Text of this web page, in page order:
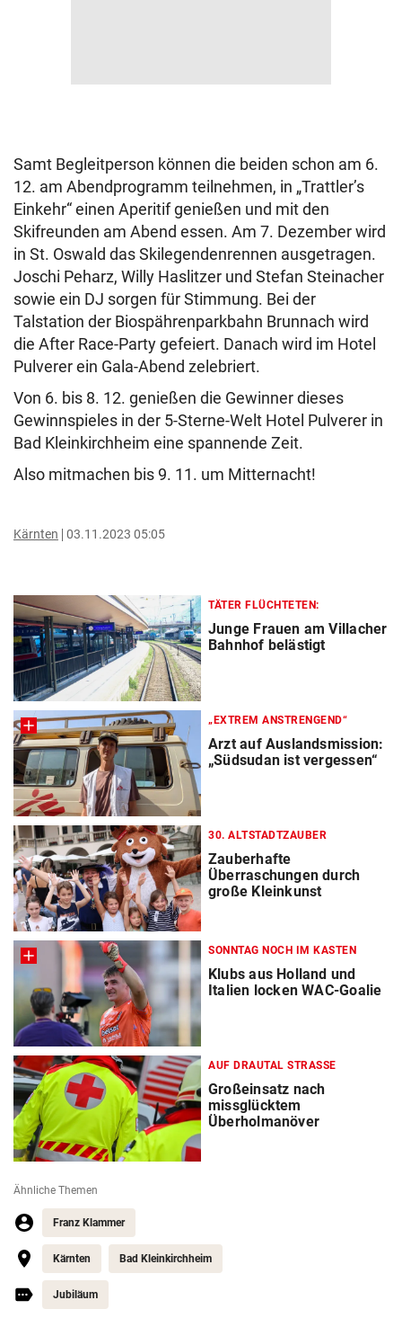
Samt Begleitperson können die beiden schon am 6.
12. am Abendprogramm teilnehmen, in „Trattler’s
Einkehr“ einen Aperitif genießen und mit den
Skifreunden am Abend essen. Am 7. Dezember wird
in St. Oswald das Skilegendenrennen ausgetragen.
Joschi Peharz, Willy Haslitzer und Stefan Steinacher
sowie ein DJ sorgen für Stimmung. Bei der
Talstation der Biospährenparkbahn Brunnach wird
die After Race-Party gefeiert. Danach wird im Hotel
Pulverer ein Gala-Abend zelebriert.
Von 6. bis 8. 12. genießen die Gewinner dieses
Gewinnspieles in der 5-Sterne-Welt Hotel Pulverer in
Bad Kleinkirchheim eine spannende Zeit.
Also mitmachen bis 9. 11. um Mitternacht!
Kärnten 03.11.2023 05:05
TÄTER FLÜCHTETEN:
Junge Frauen am Villacher
Bahnhof belästigt
„EXTREM ANSTRENGEND“
Arzt auf Auslandsmission:
„Südsudan ist vergessen“
30. ALTSTADTZAUBER
Zauberhafte
Überraschungen durch
große Kleinkunst
SONNTAG NOCH IM KASTEN
Klubs aus Holland und
Italien locken WAC-Goalie
AUF DRAUTAL STRASSE
Großeinsatz nach
missglücktem
Überholmanöver
Ähnliche Themen
Franz Klammer
Kärnten Bad Kleinkirchheim
Jubiläum